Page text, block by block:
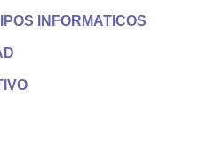
INFORMATICOS